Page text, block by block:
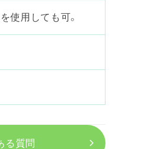
使用しても可。
る質問